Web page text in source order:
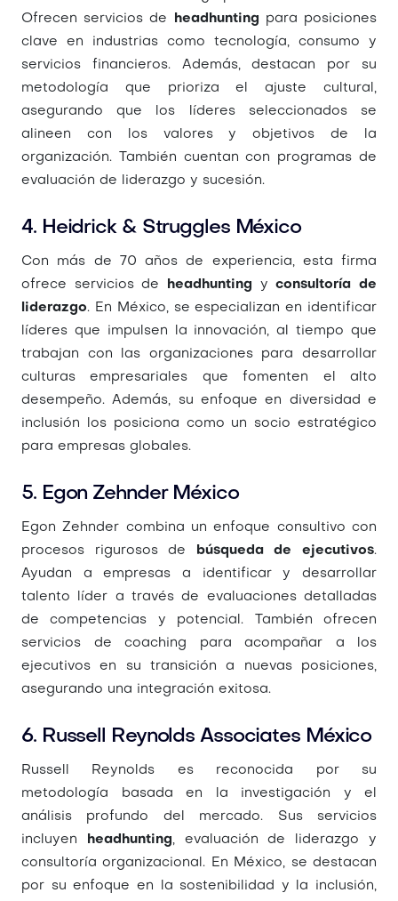
Ofrecen servicios de
headhunting para posiciones
clave en industrias como tecnología, consumo y
servicios financieros. Además, destacan por su
metodología que prioriza el ajuste cultural,
asegurando que los líderes seleccionados se
alineen con los valores y objetivos de la
organización. También cuentan con programas de
evaluación de liderazgo y sucesión.
4. Heidrick & Struggles México
Con más de 70 años de experiencia, esta firma
ofrece servicios de
headhunting yconsultoría de
liderazgo. En México, se especializan en identificar
líderes que impulsen la innovación, al tiempo que
trabajan con las organizaciones para desarrollar
culturas empresariales que fomenten el alto
desempeño. Además, su enfoque en diversidad e
inclusión los posiciona como un socio estratégico
para empresas globales.
5. Egon Zehnder México
Egon Zehnder combina un enfoque consultivo con
procesos rigurosos de búsqueda de ejecutivos.
Ayudan a empresas a identificar y desarrollar
talento líder a través de evaluaciones detalladas
de competencias y potencial. También ofrecen
servicios de coaching para acompañar a los
ejecutivos en su transición a nuevas posiciones,
asegurando una integración exitosa.
6. Russell Reynolds Associates México
Russell Reynolds es reconocida por su
metodología basada en la investigación y el
análisis profundo del mercado. Sus servicios
incluyen
headhunting, evaluación de liderazgo y
consultoría organizacional. En México, se destacan
por su enfoque en la sostenibilidad y la inclusión,